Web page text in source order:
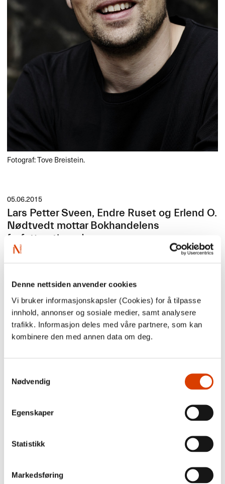
Denne nettsiden anvender cookies
Vi bruker informasjonskapsler (Cookies) for å tilpasse
innhold, annonser og sosiale medier, samt analysere
trafikk. Informasjon deles med våre partnere, som kan
kombinere den med annen data om deg.
Nødvendig
Egenskaper
Statistikk
Markedsføring
Fotograf: Tove Breistein.
05.06.2015
Lars Petter Sveen, Endre Ruset og Erlend O.
Nødtvedt mottar Bokhandelens
forfatterstipend
Lars Petter Sveen, Endre Ruset og Erlend O. Nødtvedt ble tildelt